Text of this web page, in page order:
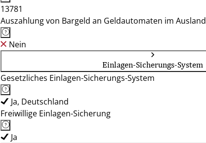
13781
Auszahlung von Bargeld an Geldautomaten im
Nein
Einlagen-Sicherungs-System
Gesetzliches Einlagen-Sicherungs-System
Ja, Deutschland
Freiwillige Einlagen-Sicherung
Ja